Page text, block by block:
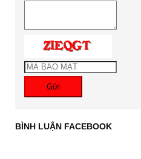
Gửi
BÌNH LUẬN FACEBOOK